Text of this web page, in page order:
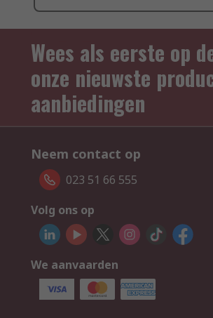
Wees als eerste op
onze nieuwste
aanbiedingen
Neem contact op
023 51 66 555
Volg ons op
We aanvaarden